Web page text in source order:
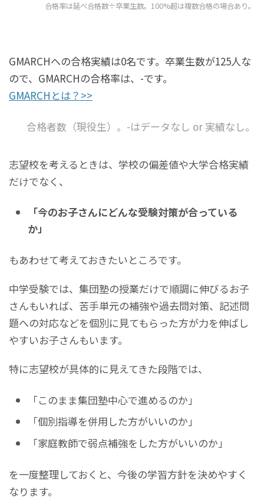
合格率は延べ合格数÷卒業生数。100%超は複数合格の場合あり。
GMARCHへの合格実績は0名です。卒業生数が125人な
ので、GMARCHの合格率は、-です。
GMARCHとは？>>
合格者数（現役生）。-はデータなし or 実績なし。
志望校を考えるときは、学校の偏差値や大学合格実績
だけでなく、
「今のお子さんにどんな受験対策が合っている
か」
もあわせて考えておきたいところです。
中学受験では、集団塾の授業だけで順調に伸びるお子
さんもいれば、苦手単元の補強や過去問対策、記述問
題への対応などを個別に見てもらった方が力を伸ばし
やすいお子さんもいます。
特に志望校が具体的に見えてきた段階では、
「このまま集団塾中心で進めるのか」
「個別指導を併用した方がいいのか」
「家庭教師で弱点補強をした方がいいのか」
を一度整理しておくと、今後の学習方針を決めやすく
なります。